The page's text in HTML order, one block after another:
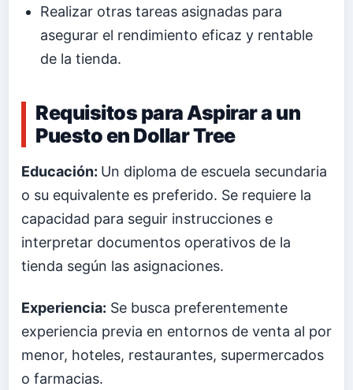
Realizar otras tareas asignadas para
asegurar el rendimiento eficaz y rentable
de la tienda.
Requisitos para Aspirar a un
Puesto en Dollar Tree
Educación: Un diploma de escuela secundaria
o su equivalente es preferido. Se requiere la
capacidad para seguir instrucciones e
interpretar documentos operativos de la
tienda según las asignaciones.
Experiencia: Se busca preferentemente
experiencia previa en entornos de venta al por
menor, hoteles, restaurantes, supermercados
o farmacias.